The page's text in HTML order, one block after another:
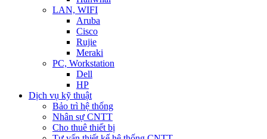
LAN, WIFI
Aruba
Cisco
Rujie
Meraki
PC, Workstation
Dell
HP
Dịch vụ kỹ thuật
Bảo trì hệ thống
Nhân sự CNTT
Cho thuê thiết bị